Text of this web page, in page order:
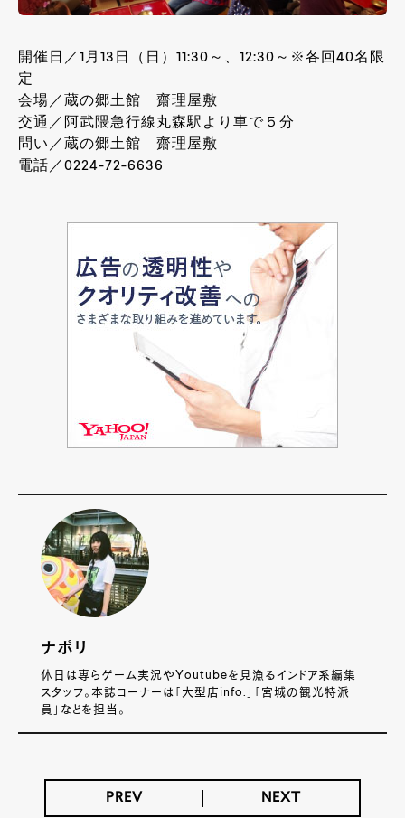
開催日／1月13日（日）11:30～、12:30～※各回40名限
定
会場／蔵の郷土館 齋理屋敷
交通／阿武隈急行線丸森駅より車で５分
問い／ 蔵の郷土館 齋理屋敷
電話／0224-72-6636
ナポリ
休日は専らゲーム実況やYoutubeを見漁るインドア系編集
スタッフ。本誌コーナーは「大型店info.」「宮城の観光特派
員」などを担当。
PREV NEXT